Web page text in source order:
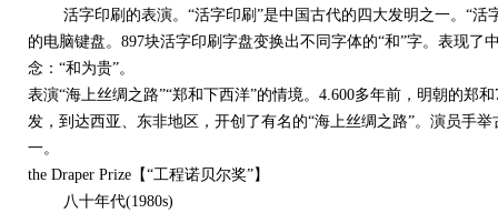
活字印刷的表演。“活字印刷”是中国古代的四大发明之一。“活
的电脑键盘。897块活字印刷字盘变换出不同字体的“和”字。表现了
念：“和为贵”。
表演“海上丝绸之路”“郑和下西洋”的情境。4.600多年前，明朝的郑
发，到达西亚、东非地区，开创了有名的“海上丝绸之路”。演员手
一。
the Draper Prize【“工程诺贝尔奖”】
八十年代(1980s)